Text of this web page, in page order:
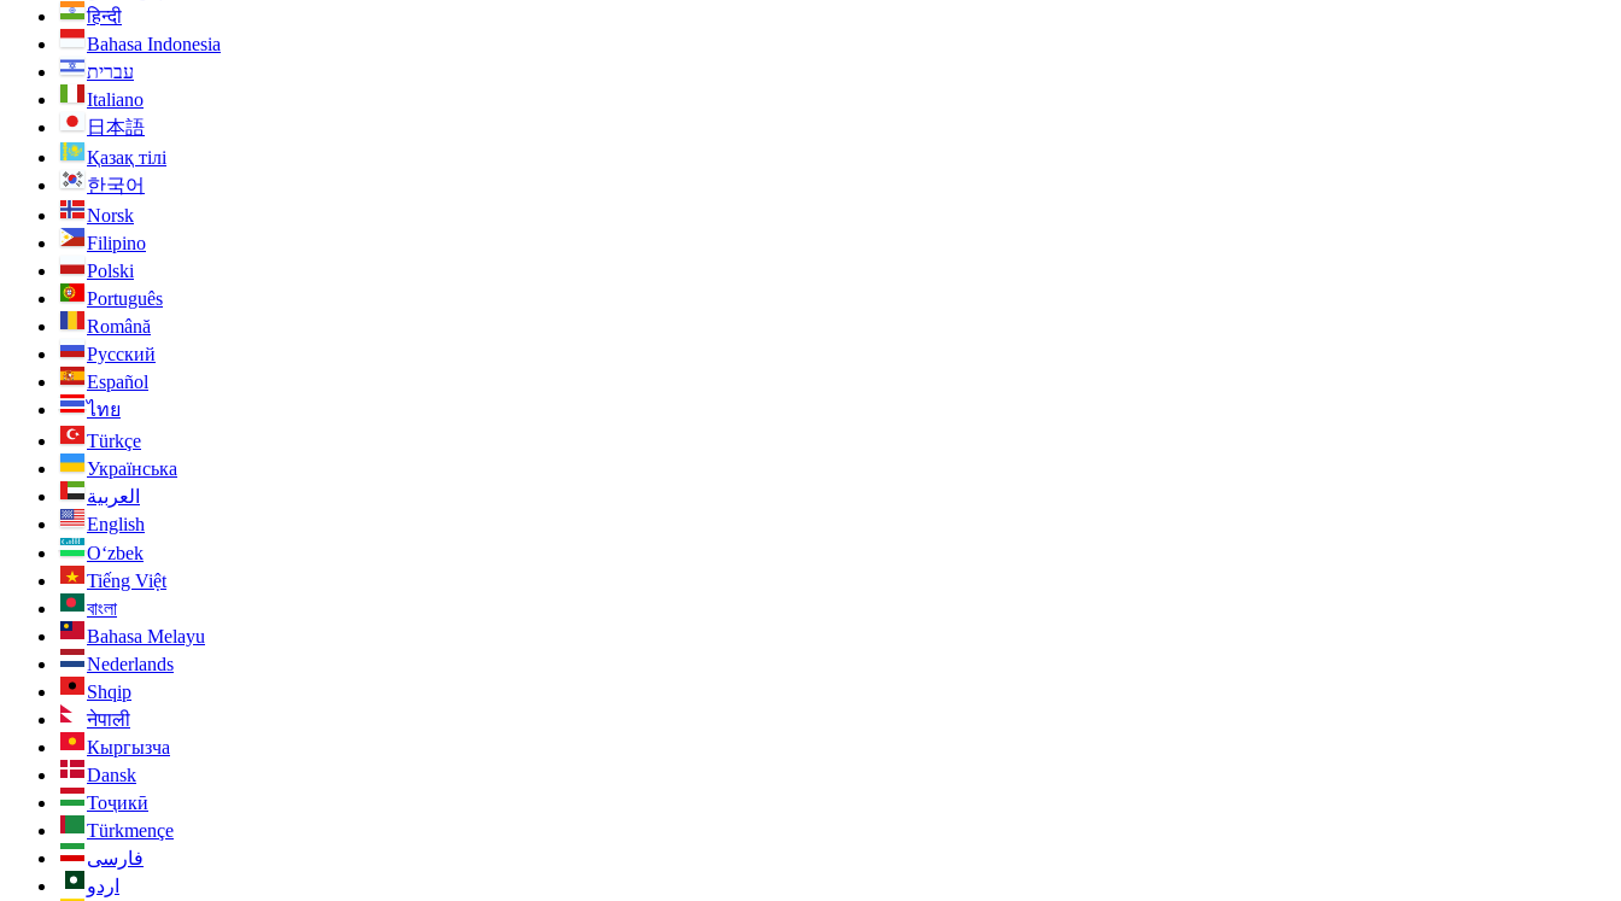
हिन्दी
Bahasa Indonesia
עברית
Italiano
日本語
Қазақ тілі
한국어
Norsk
Filipino
Polski
Português
Română
Русский
Español
ไทย
Türkçe
Українська
العربية
English
O‘zbek
Tiếng Việt
বাংলা
Bahasa Melayu
Nederlands
Shqip
नेपाली
Кыргызча
Dansk
Тоҷикӣ
Türkmençe
فارسی
اردو